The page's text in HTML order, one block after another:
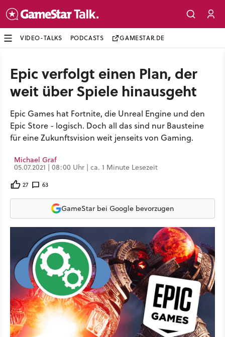
VIDEO-TALKS PODCASTS GAMESTAR.DE
Epic verfolgt einen Plan, der
weit über Spiele hinausgeht
Epic Games hat Fortnite, die Unreal Engine und den
Epic Store - logisch. Doch all das sind nur Bausteine
für eine Zukunftsvision weit jenseits von Gaming.
Michael Graf
05.07.2021 | 08:00 Uhr | ca. 1 Minute Lesezeit
27 63
GameStar bei Google bevorzugen